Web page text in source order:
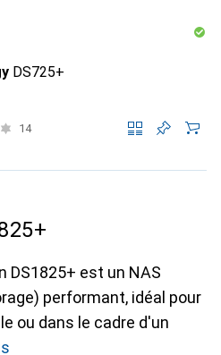
DS725+
14
DS1825+ est un NAS
performant, idéal pour
ou dans le cadre d'un